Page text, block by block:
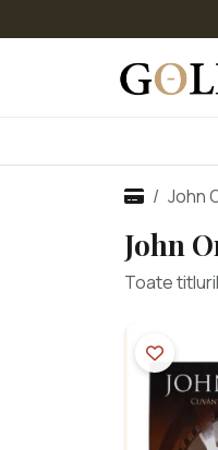
John
John
Toate